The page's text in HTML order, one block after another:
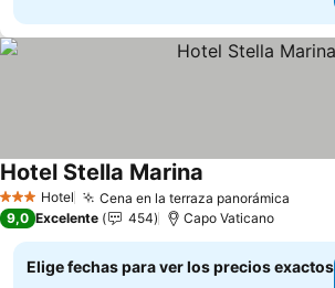
3 Estrellas
Hotel Cena en la terraza panorámica
Hotel Stella Marina
9,0 Excelente 454 Capo Vaticano
Elige fechas para ver los precios exactos